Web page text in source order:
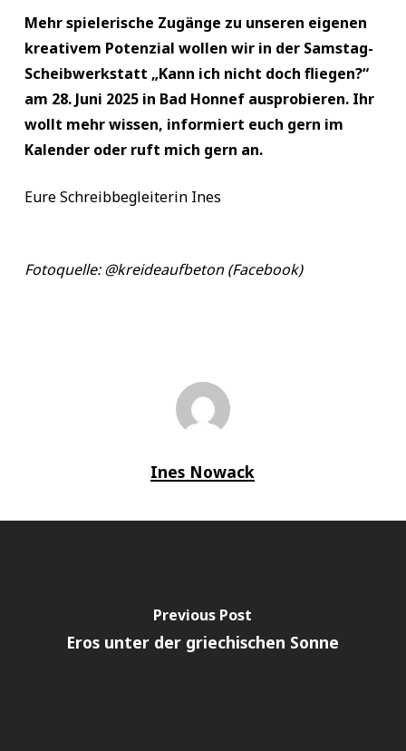
Mehr spielerische Zugänge zu unseren eigenen
kreativem Potenzial wollen wir in der Samstag-
Scheibwerkstatt „Kann ich nicht doch fliegen?“
am 28. Juni 2025 in Bad Honnef ausprobieren. Ihr
wollt mehr wissen, informiert euch gern im
Kalender oder ruft mich gern an.
Eure Schreibbegleiterin Ines
Fotoquelle: @kreideaufbeton (Facebook)
Ines Nowack
Previous Post
Eros unter der griechischen Sonne